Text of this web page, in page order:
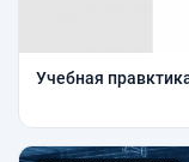
Учебная